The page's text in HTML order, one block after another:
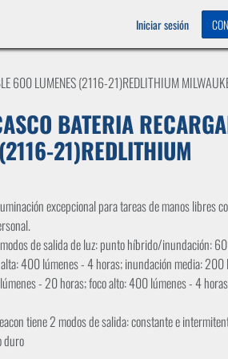
Iniciar sesión
600 LUMENES (2116-21)REDLITHIUM
BATERIA
21)REDLITHIUM
excepcional para tareas de manos libres
de salida de luz: punto híbrido/inundación:
400 lúmenes - 4 horas; inundación media: 200
- 20 horas; foco alto: 400 lúmenes - 4
tiene 2 modos de salida: constante e
duro